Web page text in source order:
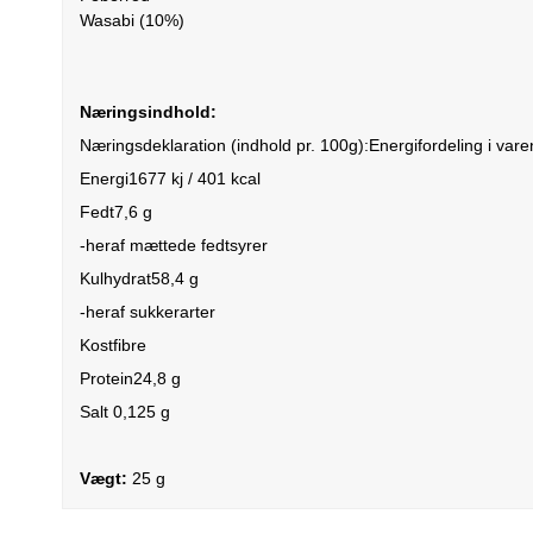
Wasabi (10%)
Næringsindhold:
Næringsdeklaration (indhold pr. 100g):Energifordeling i
Energi1677 kj / 401 kcal
Fedt7,6 g
-heraf mættede fedtsyrer
Kulhydrat58,4 g
-heraf sukkerarter
Kostfibre
Protein24,8 g
Salt 0,125 g
Vægt: 25 g